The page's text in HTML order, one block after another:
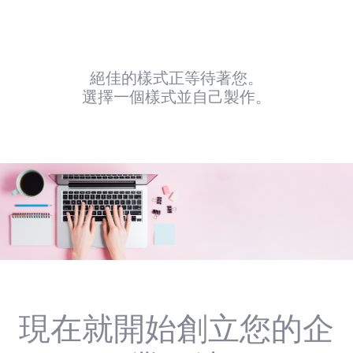
絕佳的樣式正等待著您。
選擇一個樣式並自己製作。
現在就開始創立您的企